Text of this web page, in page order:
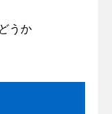
うか